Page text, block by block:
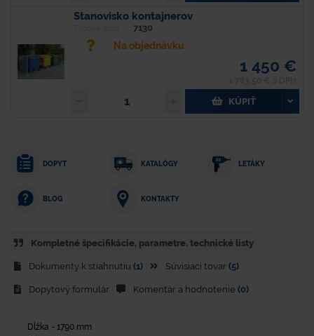
Stanovisko kontajnerov
7130
Na objednávku
1 450 €
KÚPIŤ
DOPYT KATALÓGY LETÁKY
BLOG KONTAKTY
Kompletné špecifikácie, parametre. technické listy
Dokumenty k stiahnutiu (1) Súvisiaci tovar (5)
Dopytový formulár Komentár a hodnotenie (0)
Dĺžka - 1790 mm